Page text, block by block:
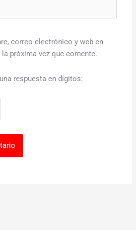
correo electrónico y web en
próxima vez que comente.
respuesta en dígitos: